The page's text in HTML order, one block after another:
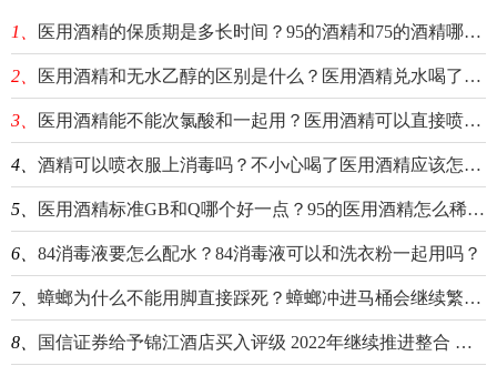
1、 医用酒精的保质期是多长时间？95的酒精和75的酒精哪个消毒效果比较好？
2、 医用酒精和无水乙醇的区别是什么？医用酒精兑水喝了会怎么样？
3、 医用酒精能不能次氯酸和一起用？医用酒精可以直接喷在食物上消毒吗？
4、 酒精可以喷衣服上消毒吗？不小心喝了医用酒精应该怎么处理？
5、 医用酒精标准GB和Q哪个好一点？95的医用酒精怎么稀释配成75的？
6、 84消毒液要怎么配水？84消毒液可以和洗衣粉一起用吗？
7、 蟑螂为什么不能用脚直接踩死？蟑螂冲进马桶会继续繁衍吗？
8、 国信证券给予锦江酒店买入评级 2022年继续推进整合 期待2023年全面复苏成长